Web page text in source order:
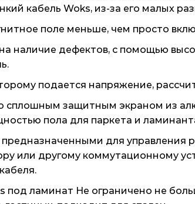
кабель Woks, из-за его малых
поле меньше, чем просто
наличие дефектов, с помощью
подается напряжение,
сплошным защитным экраном из
пола для паркета и
для управления
или другому коммутационному
под ламинат Не ограничено не